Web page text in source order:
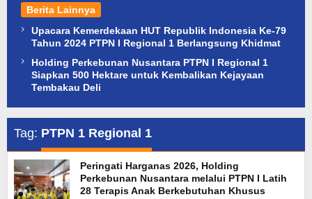
Berita Lainnya
Upacara Kemerdekaan HUT Republik Indonesia Ke-79
Tahun 2024 PTPN I Regional 1 Berlangsung Khidmat
Holding Perkebunan Nusantara PTPN I Regional 1
Siapkan 500 Hektare untuk Kembalikan Kejayaan
Tembakau Deli
Tag: PTPN 1 Regional 1
Peringati Harganas 2026, Holding
Perkebunan Nusantara melalui PTPN I Latih
28 Terapis Anak Berkebutuhan Khusus